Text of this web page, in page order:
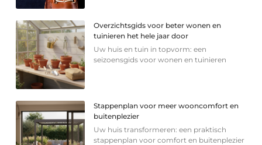
Overzichtsgids voor beter wonen en
tuinieren het hele jaar door
Uw huis en tuin in topvorm: een
seizoensgids voor wonen en tuinieren
Stappenplan voor meer wooncomfort en
buitenplezier
Uw huis transformeren: een praktisch
stappenplan voor comfort en buitenplezier